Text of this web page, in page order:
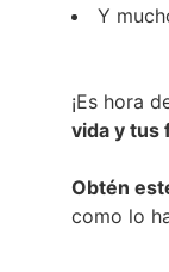
Y
¡Es hora
vida y tus
Obtén
como lo